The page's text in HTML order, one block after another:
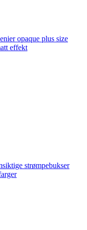
opaque plus size
effekt
strømpebukser